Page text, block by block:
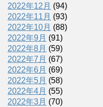
2022年12月 (94)
2022年11月 (93)
2022年10月 (88)
2022年9月 (91)
2022年8月 (59)
2022年7月 (67)
2022年6月 (69)
2022年5月 (58)
2022年4月 (55)
2022年3月 (70)